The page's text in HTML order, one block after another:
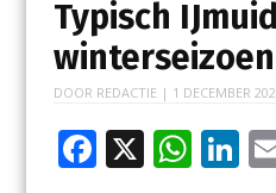
Typisch
winterseizoen
DOOR REDACTIE | 1 DECEMBER
F X W Li